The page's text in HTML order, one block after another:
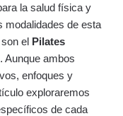
la salud física y
modalidades de esta
el Pilates
. Aunque ambos
enfoques y
exploraremos
de cada